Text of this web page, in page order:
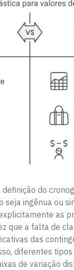
do
seja ingênua ou
as
que a falta de
das
diferentes
de variação